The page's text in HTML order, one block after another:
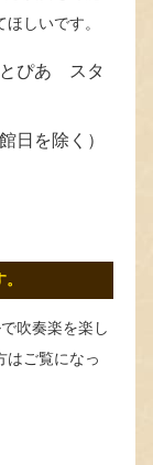
しいです。
ぴあ スタ
日を除く）
吹奏楽を楽し
はご覧になっ